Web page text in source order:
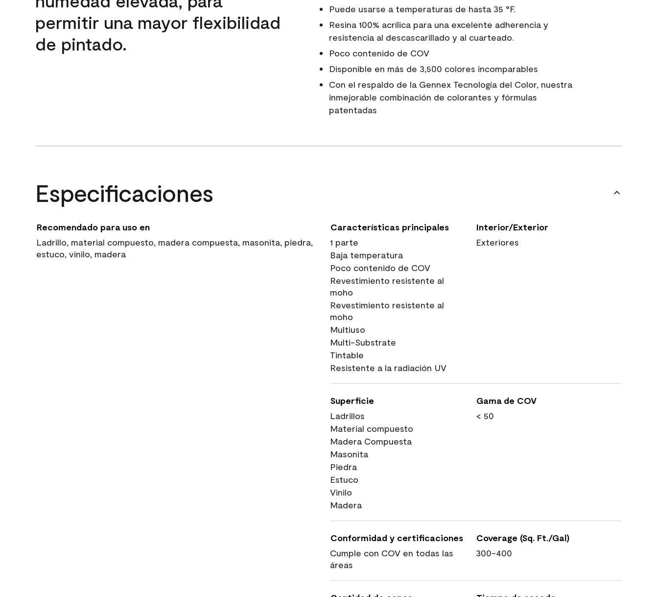
permitir una mayor flexibilidad
de pintado.
Puede usarse a temperaturas de hasta 35 °F.
Resina 100% acrílica para una excelente adherencia y
resistencia al descascarillado y al cuarteado.
Poco contenido de COV
Disponible en más de 3,500 colores incomparables
Con el respaldo de la Gennex Tecnología del Color, nuestra
inmejorable combinación de colorantes y fórmulas
patentadas
Especificaciones
Recomendado para uso en
Ladrillo, material compuesto, madera compuesta, masonita, piedra,
estuco, vinilo, madera
Características principales
1 parte
Baja temperatura
Poco contenido de COV
Revestimiento resistente al
moho
Revestimiento resistente al
moho
Multiuso
Multi-Substrate
Tintable
Resistente a la radiación UV
Interior/Exterior
Exteriores
Superficie
Ladrillos
Material compuesto
Madera Compuesta
Masonita
Piedra
Estuco
Vinilo
Madera
Gama de COV
< 50
Conformidad y certificaciones
Cumple con COV en todas las
áreas
Coverage (Sq. Ft./Gal)
300-400